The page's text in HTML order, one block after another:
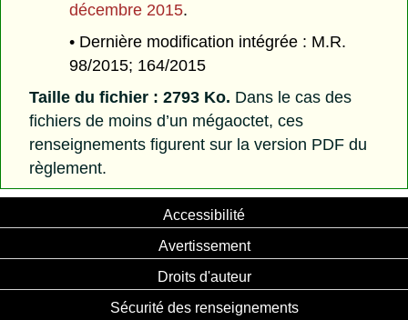
décembre 2015.
• Dernière modification intégrée : M.R.
98/2015; 164/2015
Taille du fichier : 2793 Ko. Dans le cas des
fichiers de moins d’un mégaoctet, ces
renseignements figurent sur la version PDF du
règlement.
Accessibilité
Avertissement
Droits d'auteur
Sécurité des renseignements